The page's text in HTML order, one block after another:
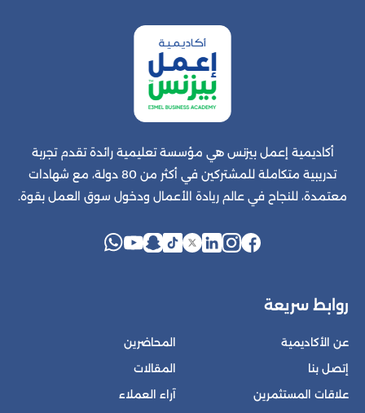
أكاديمية إعمل بيزنس هي مؤسسة تعليمية رائدة تقدم تجربة
تدريبية متكاملة للمشتركين في أكثر من 80 دولة، مع شهادات
معتمدة، للنجاح في عالم ريادة الأعمال ودخول سوق العمل بقوة.
روابط سريعة
عن الأكاديمية
إتصل بنا
علاقات المستثمرين
المحاضرين
المقالات
آراء العملاء